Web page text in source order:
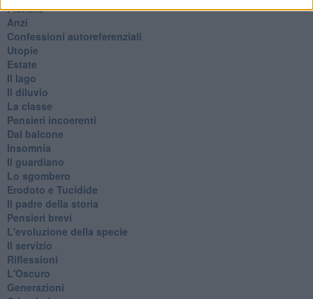
Fiamme
Anzi
Confessioni autoreferenziali
Utopie
Estate
Il lago
Il diluvio
La classe
Pensieri incoerenti
Dal balcone
Insomnia
Il guardiano
Lo sgombero
Erodoto e Tucidide
Il padre della storia
Pensieri brevi
L'evoluzione della specie
Il servizio
Riflessioni
L'Oscuro
Generazioni